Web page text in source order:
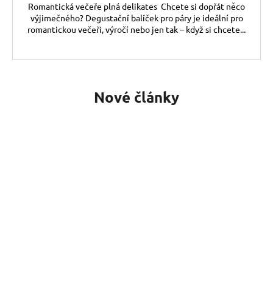
Romantická večeře plná delikates Chcete si dopřát něco
výjimečného? Degustační balíček pro páry je ideální pro
romantickou večeři, výročí nebo jen tak – když si chcete...
Nové články